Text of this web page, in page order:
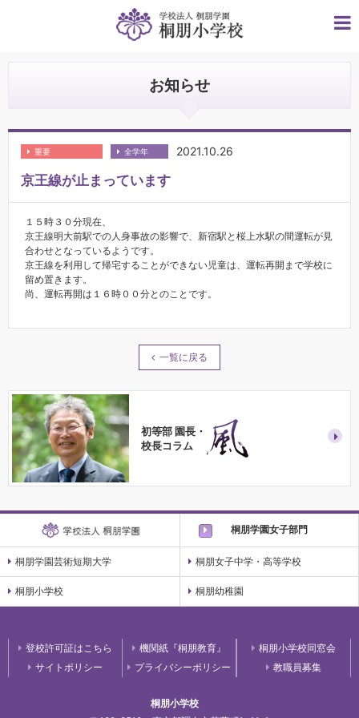
お知らせ
2021.10.26
全学年
重要
京王線が止まっています
１５時３０分現在、
京王線明大前駅での人身事故の影響で、新宿駅と桜上水駅の間運転が見
合わせとなっているようです。
京王線を利用して帰宅することができない児童は、運転再開まで学校に
留め置きます。
尚、運転再開は１６時００分とのことです。
一覧に戻る
初等部 園長・
校長コラム
桐朋学園女子部門
桐朋学園芸術短期大学 桐朋女子中学・高等学校
桐朋小学校 桐朋幼稚園
桐朋小学校
登校許可証はこちら 機関紙『桐朋教育』
桐朋小学校同窓会
サイトポリシー
プライバシーポリシー 教職員募集